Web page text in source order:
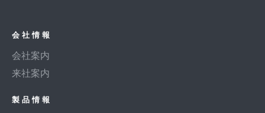
会社情報
会社案内
来社案内
製品情報